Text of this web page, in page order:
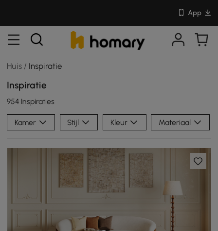
App
Huis / Inspiratie
Inspiratie
954 Inspiraties
Kamer Stijl Kleur Materiaal